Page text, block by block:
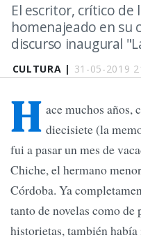
CULTURA | 31-05-2019
El escritor, crítico de
homenajeado en su
discurso inaugural
H ace muchos años,
diecisiete (la
fui a pasar un mes de
Chiche, el hermano
Córdoba. Ya
tanto de novelas como de
historietas, también